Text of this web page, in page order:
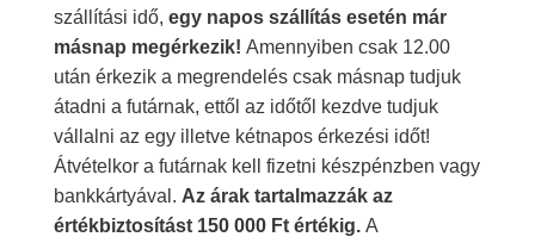
szállítási idő, egy napos szállítás esetén már
másnap megérkezik! Amennyiben csak 12.00
után érkezik a megrendelés csak másnap tudjuk
átadni a futárnak, ettől az időtől kezdve tudjuk
vállalni az egy illetve kétnapos érkezési időt!
Átvételkor a futárnak kell fizetni készpénzben vagy
bankkártyával. Az árak tartalmazzák az
értékbiztosítást 150 000 Ft értékig. A